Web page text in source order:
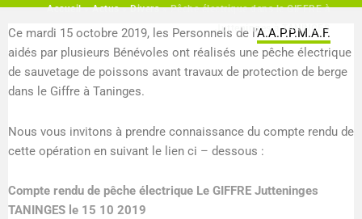
Accueil»Actus»Divers»Pêche électrique dans le GIFFRE à
Jutteninges à TANINGES
Ce mardi 15 octobre 2019, les Personnels de l’A.A.P.P.M.A.F.
aidés par plusieurs Bénévoles ont réalisés une pêche électrique
de sauvetage de poissons avant travaux de protection de berge
dans le Giffre à Taninges.
Nous vous invitons à prendre connaissance du compte rendu de
cette opération en suivant le lien ci – dessous :
Compte rendu de pêche électrique Le GIFFRE Jutteninges
TANINGES le 15 10 2019